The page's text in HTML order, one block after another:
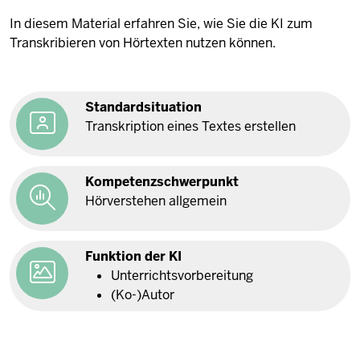
In diesem Material erfahren Sie, wie Sie die KI zum
Transkribieren von Hörtexten nutzen können.
Stan­dard­si­tuation
Tran­skription eines Textes er­stellen
Kom­pe­tenz­schwerpunkt
Hör­ver­stehen all­gemein
Funktion der KI
Un­ter­richts­vor­be­reitung
(Ko-)Autor